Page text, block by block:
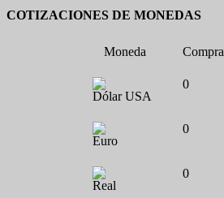
COTIZACIONES DE MONEDAS
Moneda Compra
Dólar USA
0
Euro
0
Real
0